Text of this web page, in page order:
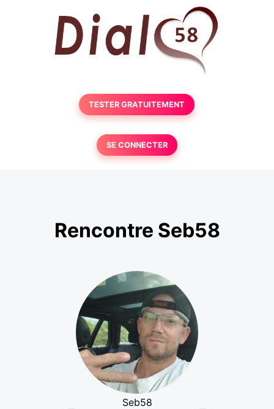
TESTER GRATUITEMENT
SE CONNECTER
Rencontre Seb58
Seb58